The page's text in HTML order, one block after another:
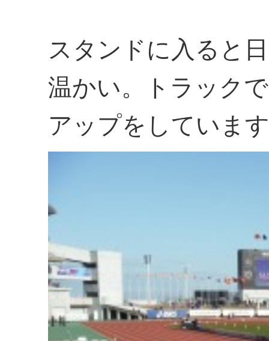
スタンドに入ると
温かい。トラック
アップをしていま